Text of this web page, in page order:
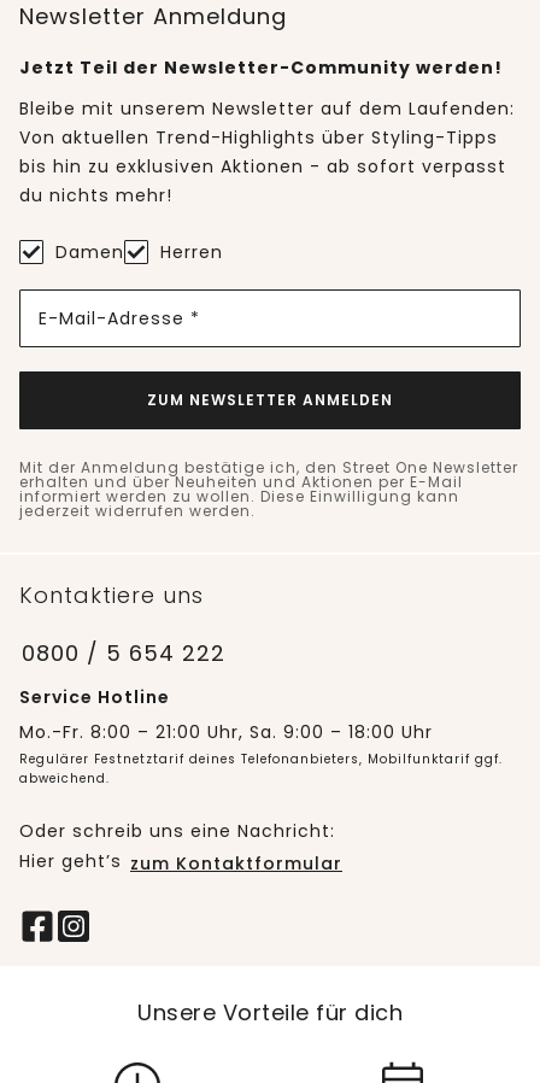
Newsletter Anmeldung
Jetzt Teil der Newsletter-Community werden!
Bleibe mit unserem Newsletter auf dem Laufenden:
Von aktuellen Trend-Highlights über Styling-Tipps
bis hin zu exklusiven Aktionen - ab sofort verpasst
du nichts mehr!
Damen Herren
E-Mail-Adresse *
ZUM NEWSLETTER ANMELDEN
Mit der Anmeldung bestätige ich, den Street One Newsletter
erhalten und über Neuheiten und Aktionen per E-Mail
informiert werden zu wollen. Diese Einwilligung kann
jederzeit widerrufen werden.
Kontaktiere uns
0800 / 5 654 222
Service Hotline
Mo.-Fr. 8:00 – 21:00 Uhr, Sa. 9:00 – 18:00 Uhr
Regulärer Festnetztarif deines Telefonanbieters, Mobilfunktarif ggf.
abweichend.
Oder schreib uns eine Nachricht:
Hier geht’s zum Kontaktformular
Unsere Vorteile für dich